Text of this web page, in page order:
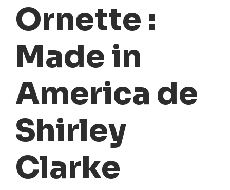
Ornette :
Made in
America de
Shirley
Clarke